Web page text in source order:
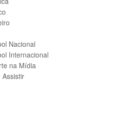
Nacional
Internacional
na Mídia
Assistir